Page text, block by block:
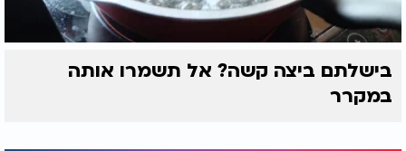
בישלתם ביצה קשה? אל תשמרו אותה
במקרר